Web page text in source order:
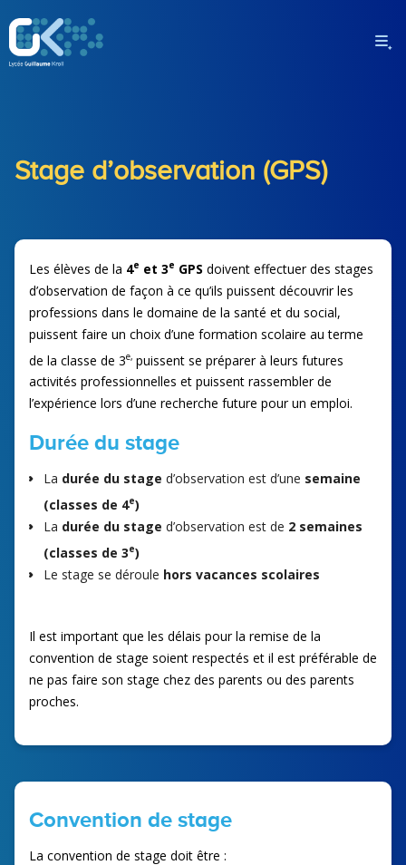
Stage d’observation (GPS)
Les élèves de la 4e et 3e GPS doivent effectuer des stages
d’observation de façon à ce qu’ils puissent découvrir les
professions dans le domaine de la santé et du social,
puissent faire un choix d’une formation scolaire au terme
de la classe de 3e, puissent se préparer à leurs futures
activités professionnelles et puissent rassembler de
l’expérience lors d’une recherche future pour un emploi.
Durée du stage
La durée du stage d’observation est d’une semaine
(classes de 4e)
La durée du stage d’observation est de 2 semaines
(classes de 3e)
Le stage se déroule hors vacances scolaires
Il est important que les délais pour la remise de la
convention de stage soient respectés et il est préférable de
ne pas faire son stage chez des parents ou des parents
proches.
Convention de stage
La convention de stage doit être :